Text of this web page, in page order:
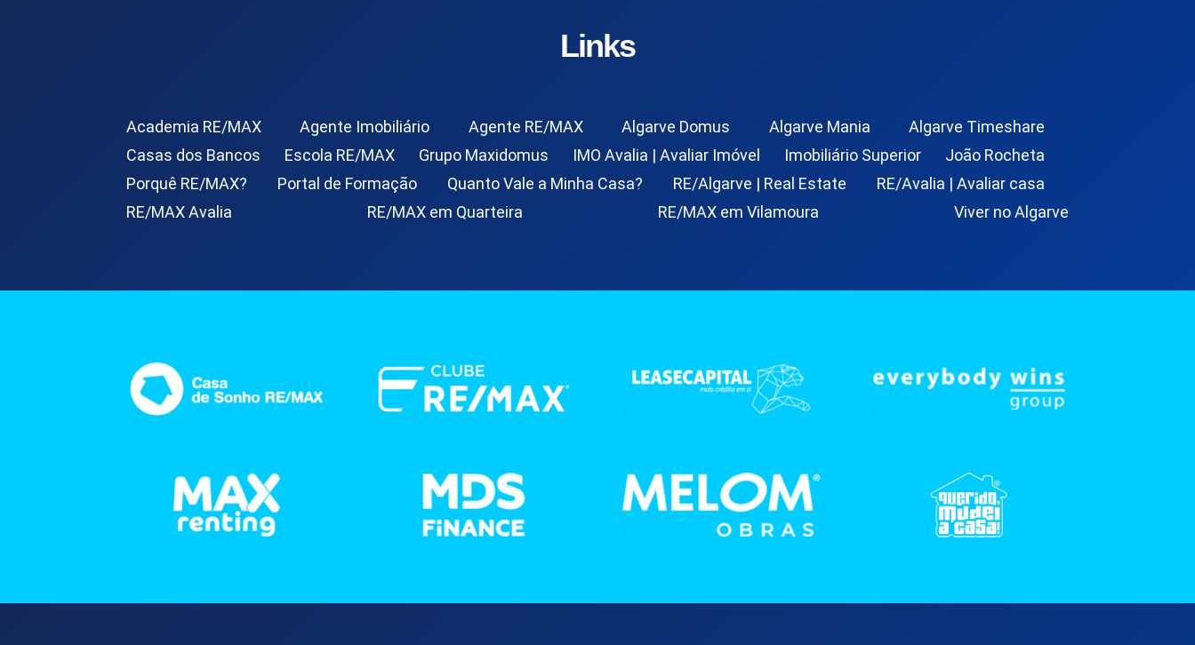
Links
Academia RE/MAX Agente Imobiliário Agente RE/MAX Algarve Domus Algarve Mania
Algarve Timeshare
Casas dos Bancos
Escola RE/MAX Grupo Maxidomus IMO Avalia | Avaliar Imóvel Imobiliário Superior
João Rocheta
Porquê RE/MAX?
Portal de Formação Quanto Vale a Minha Casa? RE/Algarve | Real Estate
RE/Avalia | Avaliar casa
RE/MAX Avalia
RE/MAX em Quarteira RE/MAX em Vilamoura Viver no Algarve